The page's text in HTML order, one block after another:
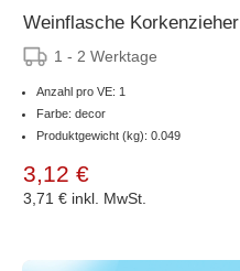
Weinflasche Korkenzieher
1 - 2 Werktage
Anzahl pro VE: 1
Farbe: decor
Produktgewicht (kg): 0.049
3,12 €
3,71 € inkl. MwSt.